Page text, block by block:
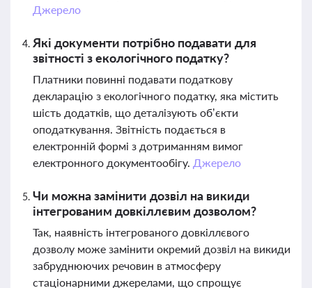
Джерело
Які документи потрібно подавати для
звітності з екологічного податку?
Платники повинні подавати податкову
декларацію з екологічного податку, яка містить
шість додатків, що деталізують об’єкти
оподаткування. Звітність подається в
електронній формі з дотриманням вимог
електронного документообігу. Джерело
Чи можна замінити дозвіл на викиди
інтегрованим довкіллєвим дозволом?
Так, наявність інтегрованого довкіллєвого
дозволу може замінити окремий дозвіл на викиди
забруднюючих речовин в атмосферу
стаціонарними джерелами, що спрощує